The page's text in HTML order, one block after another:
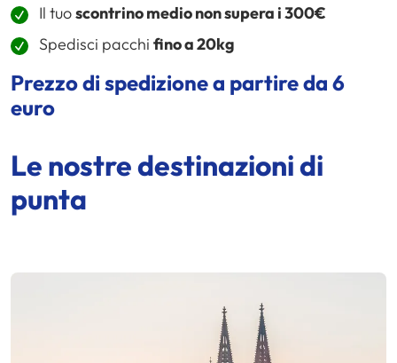
Il tuoscontrino medio non supera i 300€
Spedisci pacchi fino a 20kg
Prezzo di spedizione a partire da 6
euro
Le nostre destinazioni di
punta